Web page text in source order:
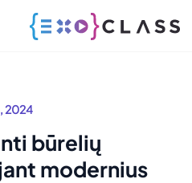
2024
būrelių
modernius